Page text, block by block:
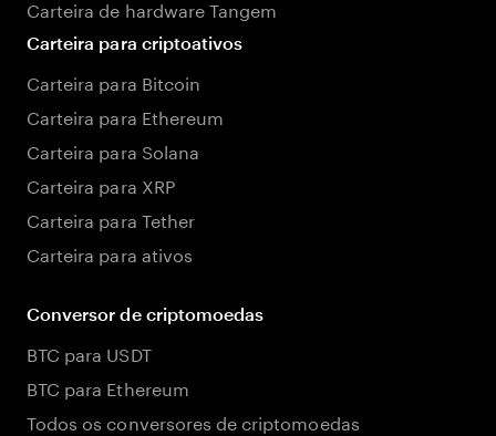
Carteira de hardware Tangem
Carteira para criptoativos
Carteira para Bitcoin
Carteira para Ethereum
Carteira para Solana
Carteira para XRP
Carteira para Tether
Carteira para ativos
Conversor de criptomoedas
BTC para USDT
BTC para Ethereum
Todos os conversores de criptomoedas